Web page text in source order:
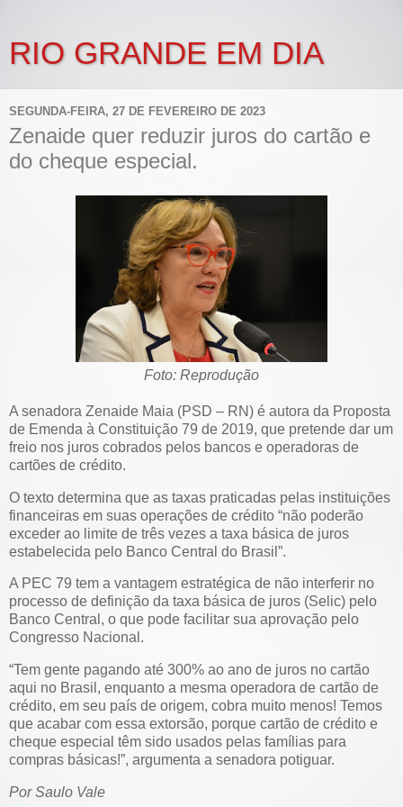
RIO GRANDE EM DIA
SEGUNDA-FEIRA, 27 DE FEVEREIRO DE 2023
Zenaide quer reduzir juros do cartão e
do cheque especial.
Foto: Reprodução
A senadora Zenaide Maia (PSD – RN) é autora da Proposta
de Emenda à Constituição 79 de 2019, que pretende dar um
freio nos juros cobrados pelos bancos e operadoras de
cartões de crédito.
O texto determina que as taxas praticadas pelas instituições
financeiras em suas operações de crédito “não poderão
exceder ao limite de três vezes a taxa básica de juros
estabelecida pelo Banco Central do Brasil”.
A PEC 79 tem a vantagem estratégica de não interferir no
processo de definição da taxa básica de juros (Selic) pelo
Banco Central, o que pode facilitar sua aprovação pelo
Congresso Nacional.
“Tem gente pagando até 300% ao ano de juros no cartão
aqui no Brasil, enquanto a mesma operadora de cartão de
crédito, em seu país de origem, cobra muito menos! Temos
que acabar com essa extorsão, porque cartão de crédito e
cheque especial têm sido usados pelas famílias para
compras básicas!”, argumenta a senadora potiguar.
Por Saulo Vale